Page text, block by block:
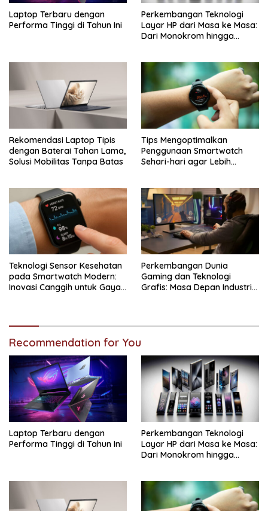
Laptop Terbaru dengan
Performa Tinggi di Tahun Ini
Perkembangan Teknologi
Layar HP dari Masa ke Masa:
Dari Monokrom hingga
Rekomendasi Laptop Tipis
dengan Baterai Tahan Lama,
Solusi Mobilitas Tanpa Batas
Tips Mengoptimalkan
Penggunaan Smartwatch
Sehari-hari agar Lebih
Teknologi Sensor Kesehatan
pada Smartwatch Modern:
Inovasi Canggih untuk Gaya
Perkembangan Dunia
Gaming dan Teknologi
Grafis: Masa Depan Industri
Recommendation for You
Laptop Terbaru dengan
Performa Tinggi di Tahun Ini
Perkembangan Teknologi
Layar HP dari Masa ke Masa:
Dari Monokrom hingga